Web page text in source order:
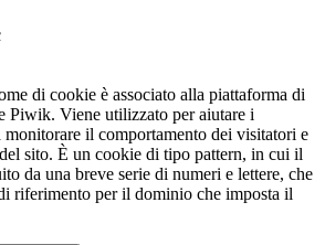
di cookie è associato alla piattaforma di
Piwik. Viene utilizzato per aiutare i
il comportamento dei visitatori e
sito. È un cookie di tipo pattern, in cui il
da una breve serie di numeri e lettere, che
riferimento per il dominio che imposta il